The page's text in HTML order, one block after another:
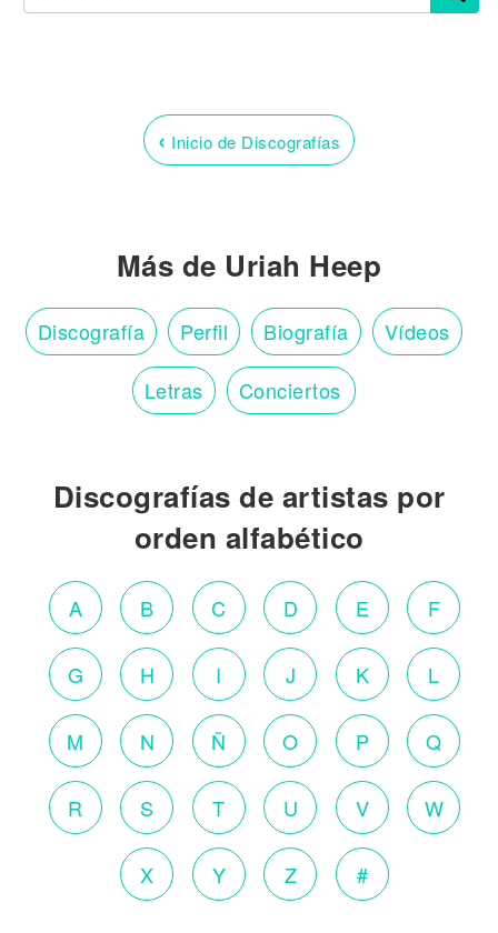
‹ Inicio de Discografías
Más de Uriah Heep
Discografía Perfil Biografía Vídeos
Letras Conciertos
Discografías de artistas por
orden alfabético
A B C D E F
G H I J K L
M N Ñ O P Q
R S T U V W
X Y Z #